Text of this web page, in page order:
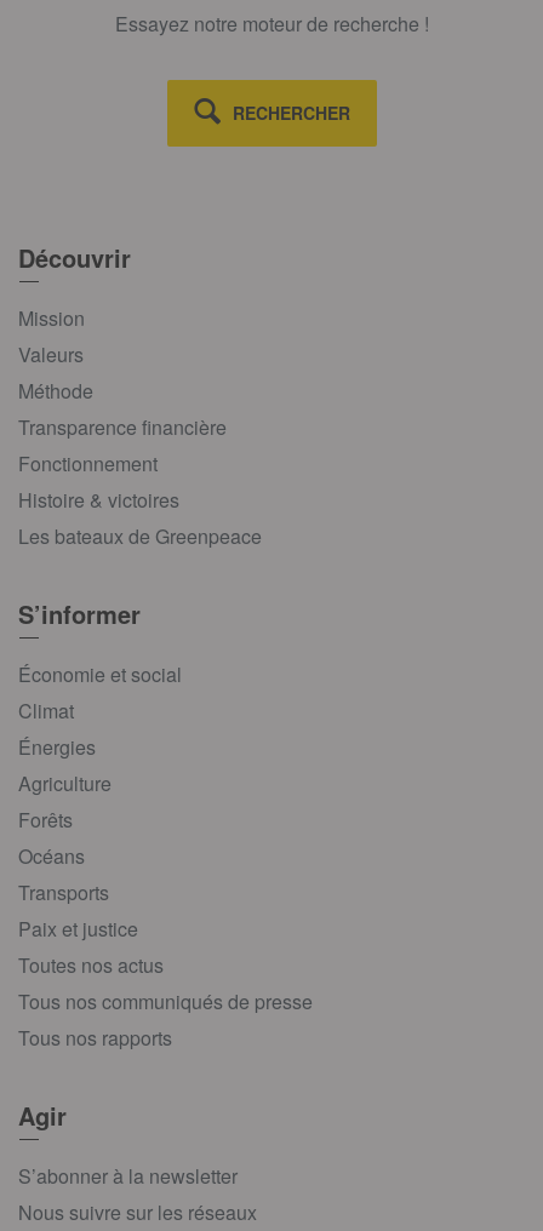
Essayez notre moteur de recherche !
RECHERCHER
Découvrir
Mission
Valeurs
Méthode
Transparence financière
Fonctionnement
Histoire & victoires
Les bateaux de Greenpeace
S’informer
Économie et social
Climat
Énergies
Agriculture
Forêts
Océans
Transports
Paix et justice
Toutes nos actus
Tous nos communiqués de presse
Tous nos rapports
Agir
S’abonner à la newsletter
Nous suivre sur les réseaux